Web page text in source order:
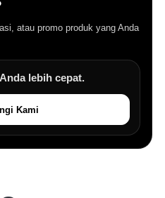
atau promo produk yang Anda
lebih cepat.
Kami